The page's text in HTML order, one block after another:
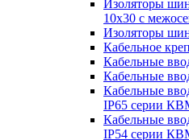
Изоляторы
10х30 с
Изоляторы
Кабельное
Кабельные
Кабельные
Кабельные
IP65 серии
Кабельные
IP54 серии